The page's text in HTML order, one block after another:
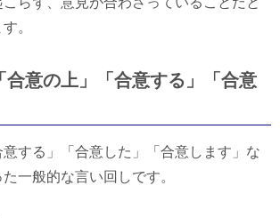
。
合意の上」「合意する」「合意
意する」「合意した」「合意します」な
一般的な言い回しです。